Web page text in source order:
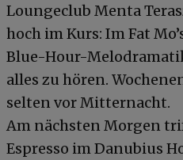
Loungeclub Menta
hoch im Kurs: Im Fat
Blue-Hour-
alles zu hören.
selten vor Mitternacht.
Am nächsten Morgen
Espresso im Danubius